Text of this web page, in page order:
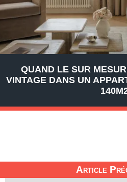
QUAND LE SUR
VINTAGE DANS UN
Article